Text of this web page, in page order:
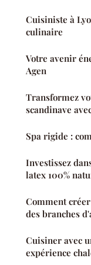
Cuisiniste à
culinaire
Votre avenir
Agen
Transformez
scandinave
Spa rigide :
Investissez
latex 100%
Comment
des branches
Cuisiner avec
expérience